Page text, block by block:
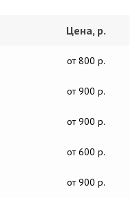
Цена, р.
от 800 р.
от 900 р.
от 900 р.
от 600 р.
от 900 р.